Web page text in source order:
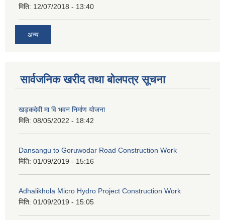
मिति: 12/07/2018 - 13:40
अन्य
सार्वजनिक खरीद तथा बोलपत्र सूचना
खड्कदेवी मा वि भवन निर्माण योजना
मिति: 08/05/2022 - 18:42
Dansangu to Goruwodar Road Construction Work
मिति: 01/09/2019 - 15:16
Adhalikhola Micro Hydro Project Construction Work
मिति: 01/09/2019 - 15:05